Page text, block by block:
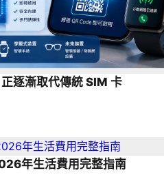
逐漸取代傳統 SIM 卡
年生活費用完整指南